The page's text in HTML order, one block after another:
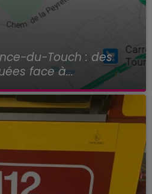
du-Touch : des
face à...